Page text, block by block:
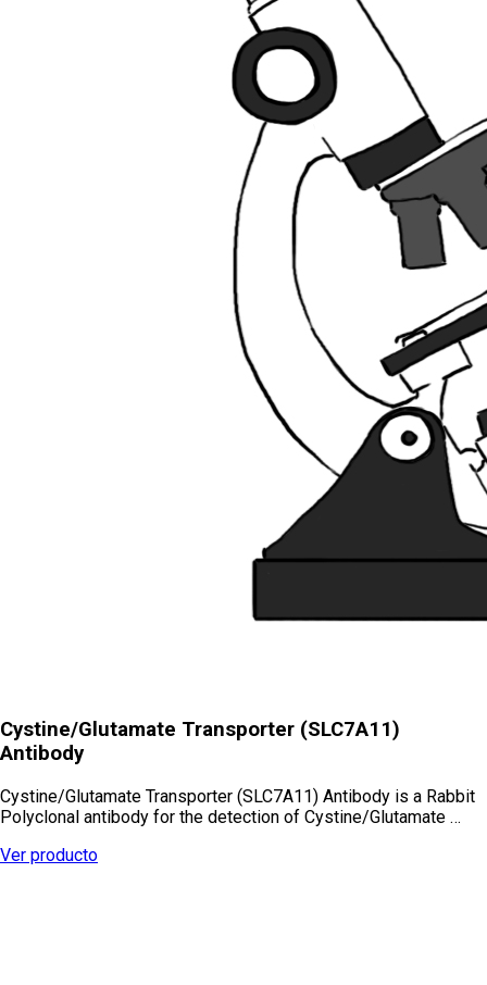
Cystine/Glutamate Transporter (SLC7A11)
Antibody
Cystine/Glutamate Transporter (SLC7A11) Antibody is a Rabbit
Polyclonal antibody for the detection of Cystine/Glutamate …
Ver producto